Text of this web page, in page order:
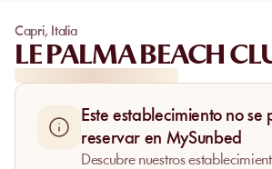
Capri, Italia
LE PALMA BEACH
Este establecimiento no se
reservar en MySunbed
Descubre nuestros